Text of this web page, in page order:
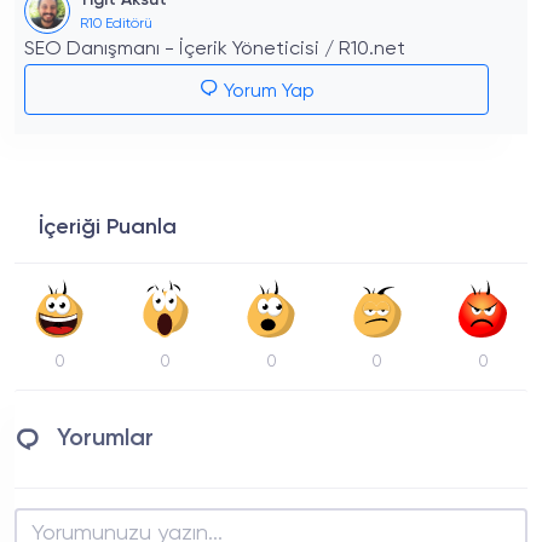
R10 Editörü
SEO Danışmanı - İçerik Yöneticisi / R10.net
Yorum Yap
İçeriği Puanla
0 0 0 0 0
Yorumlar